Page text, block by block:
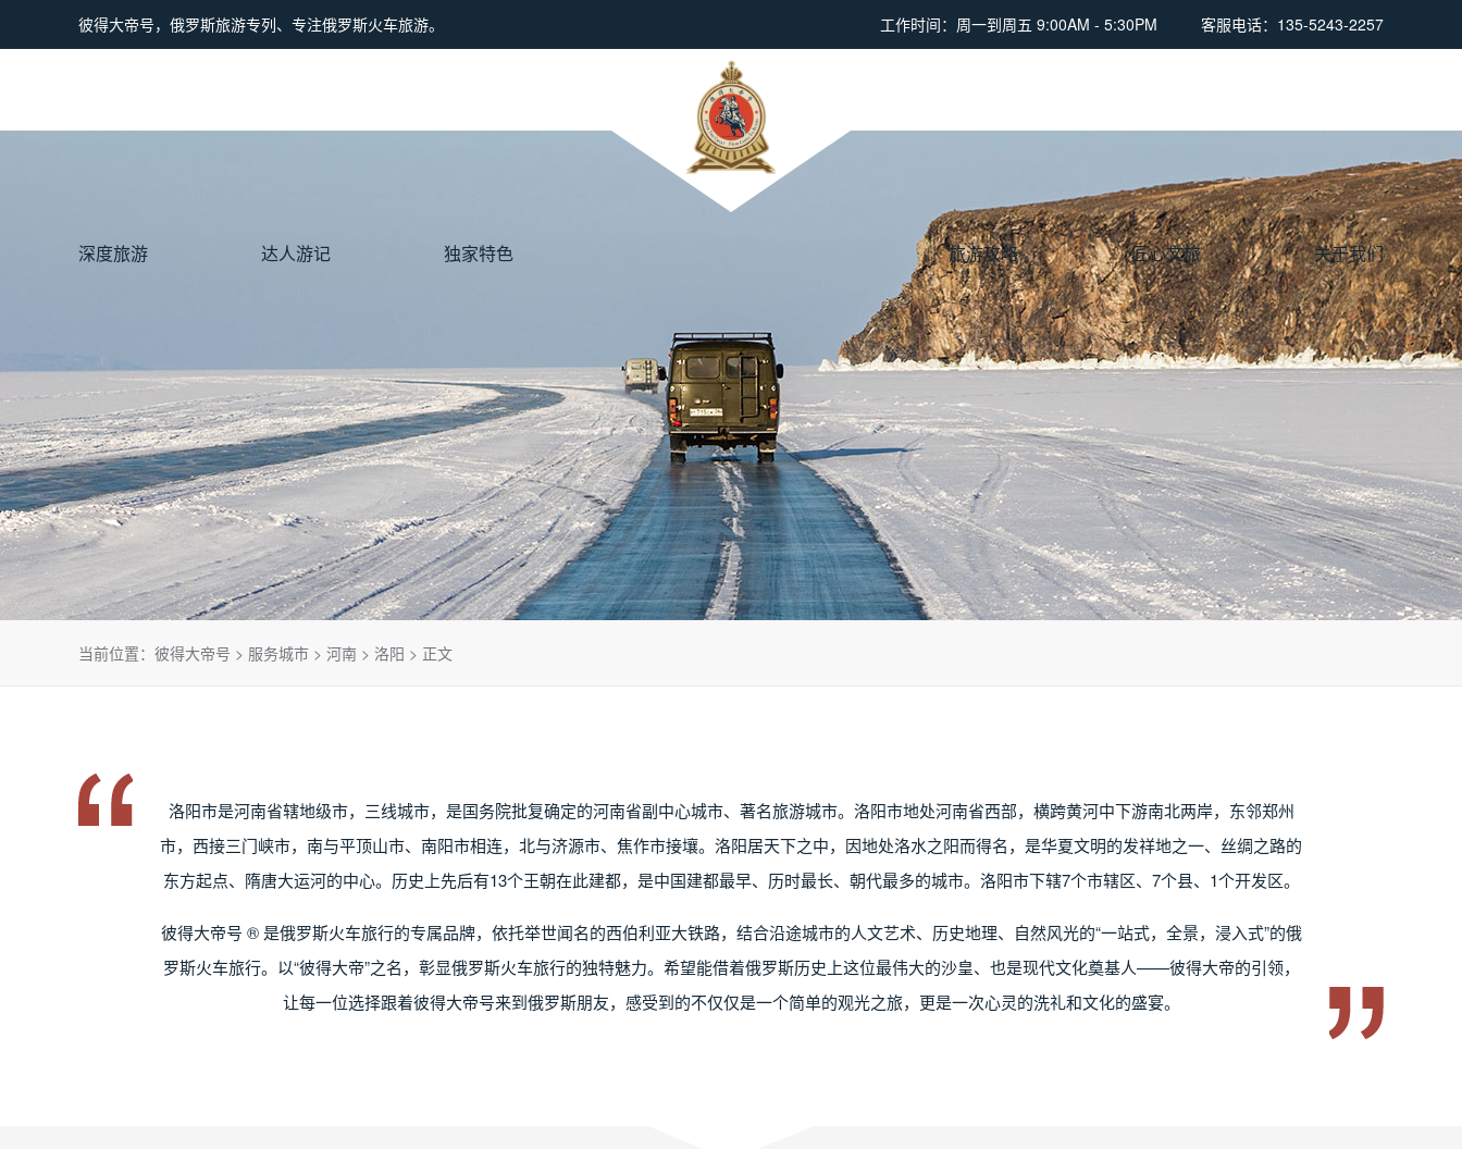
彼得大帝号，俄罗斯旅游专列、专注俄罗斯火车旅游。 工作时间：周一到周五 9:00AM - 5:30PM 客服电话：135-5243-2257
深度旅游 达人游记 独家特色 旅游攻略 匠心文旅 关于我们
当前位置： 彼得大帝号 > 服务城市 > 河南 > 洛阳 > 正文
洛阳市是河南省辖地级市，三线城市，是国务院批复确定的河南省副中心城市、著名旅游城市。洛阳市地处河南省西部，横跨黄河中下游南北两岸，东邻郑州
市，西接三门峡市，南与平顶山市、南阳市相连，北与济源市、焦作市接壤。洛阳居天下之中，因地处洛水之阳而得名，是华夏文明的发祥地之一、丝绸之路的
东方起点、隋唐大运河的中心。历史上先后有13个王朝在此建都，是中国建都最早、历时最长、朝代最多的城市。洛阳市下辖7个市辖区、7个县、1个开发区。
彼得大帝号 ® 是俄罗斯火车旅行的专属品牌，依托举世闻名的西伯利亚大铁路，结合沿途城市的人文艺术、历史地理、自然风光的“一站式，全景，浸入式”的俄
罗斯火车旅行。以“彼得大帝”之名，彰显俄罗斯火车旅行的独特魅力。希望能借着俄罗斯历史上这位最伟大的沙皇、也是现代文化奠基人——彼得大帝的引领，
让每一位选择跟着彼得大帝号来到俄罗斯朋友，感受到的不仅仅是一个简单的观光之旅，更是一次心灵的洗礼和文化的盛宴。